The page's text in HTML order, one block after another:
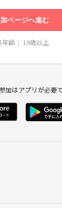
ページへ進む
年齢： 19歳以上
加はアプリが必要